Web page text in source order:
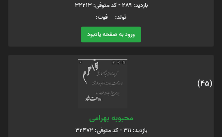
بازدید: 289 - کد متوفی: 32213
تولد: فوت:
ورود به صفحه یادبود
(45)
محبوبه بهرامی
بازدید: 311 - کد متوفی: 32472